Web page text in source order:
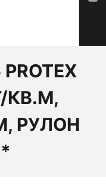
КВ.М,
РУЛОН